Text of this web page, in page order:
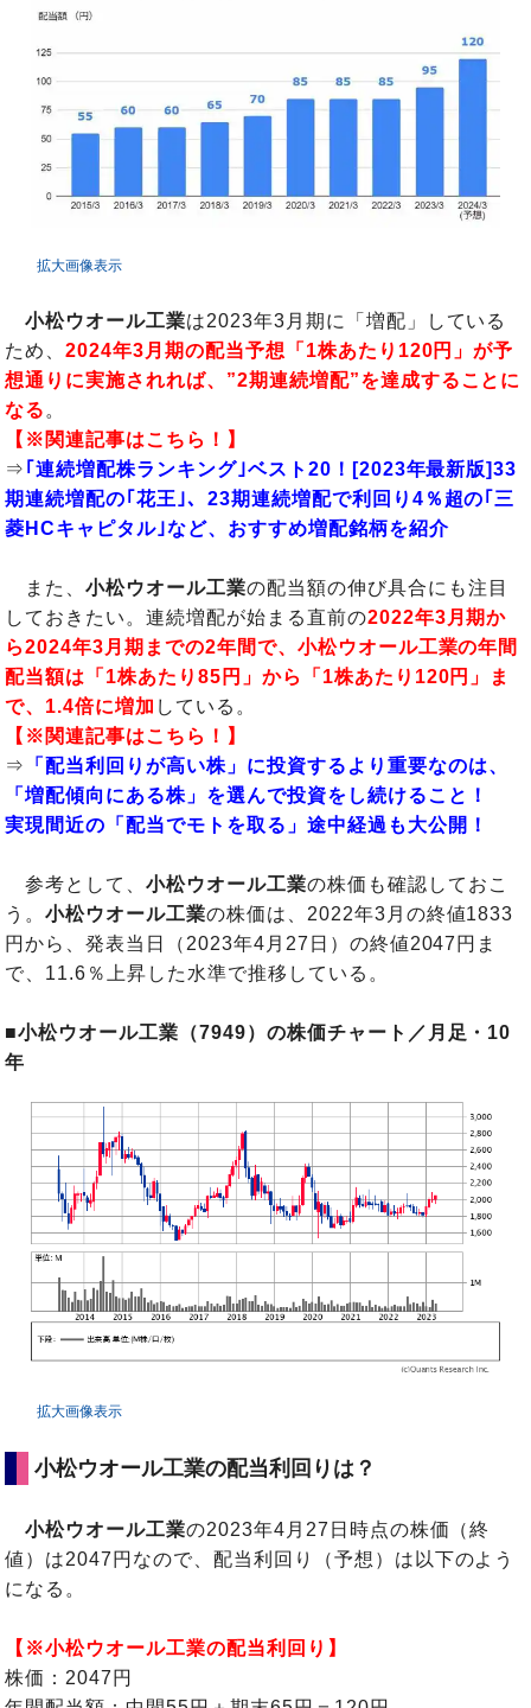
拡大画像表示
小松ウオール工業は2023年3月期に「増配」している
ため、2024年3月期の配当予想「1株あたり120円」が予
想通りに実施されれば、”2期連続増配”を達成することに
なる 。
【※関連記事はこちら！】
⇒ ｢連続増配株ランキング｣ベスト20！[2023年最新版]33
期連続増配の｢花王｣、23期連続増配で利回り4％超の｢三
菱HCキャピタル｣など、おすすめ増配銘柄を紹介
また、小松ウオール工業の配当額の伸び具合にも注目
しておきたい。連続増配が始まる直前の2022年3月期か
ら2024年3月期までの2年間で、小松ウオール工業の年間
配当額は「1株あたり85円」から「1株あたり120円」ま
で、1.4倍に増加 している。
【※関連記事はこちら！】
⇒
「配当利回りが高い株」に投資するより重要なのは、
「増配傾向にある株」を選んで投資をし続けること！
実現間近の「配当でモトを取る」途中経過も大公開！
参考として、小松ウオール工業の株価も確認しておこ
う。小松ウオール工業の株価は、2022年3月の終値1833
円から、発表当日（2023年4月27日）の終値2047円ま
で、11.6％上昇した水準で推移している。
■小松ウオール工業（7949）の株価チャート／月足・10
年
拡大画像表示
小松ウオール工業の配当利回りは？
小松ウオール工業の2023年4月27日時点の株価（終
値）は2047円なので、配当利回り（予想）は以下のよう
になる。
【※小松ウオール工業の配当利回り】
株価：2047円